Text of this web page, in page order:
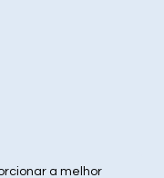
a melhor